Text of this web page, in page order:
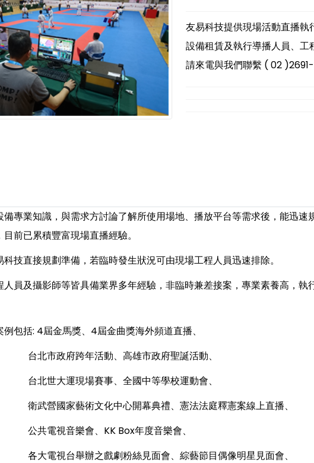
友易科技提供現場活動直播
設備租賃及執行導播人員、
請來電與我們聯繫 ( 02
專業知識，與需求方討論了解所使用場地、播放平台等需求後，能迅速
前已累積豐富現場直播經驗。
技直接規劃準備，若臨時發生狀況可由現場工程人員迅速排除。
員及攝影師等皆具備業界多年經驗，非臨時兼差接案，專業素養高，執
包括: 4屆金馬獎、4屆金曲獎海外頻道直播、
年活動、高雄市政府聖誕活動、
場賽事、全國中等學校運動會、
文化中心開幕典禮、憲法法庭釋憲案線上直播、
會、KK Box年度音樂會、
之戲劇粉絲見面會、綜藝節目偶像明星見面會、